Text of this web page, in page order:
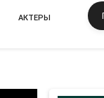
АКТЕРЫ